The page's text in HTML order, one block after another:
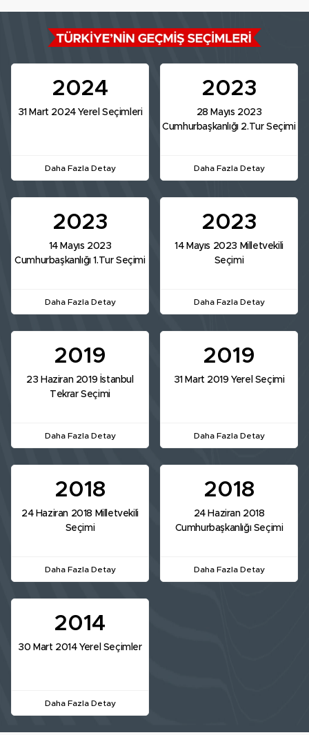
2024
31 Mart 2024 Yerel Seçimleri
Daha Fazla Detay
2023
28 Mayıs 2023
Cumhurbaşkanlığı 2.Tur Seçimi
Daha Fazla Detay
2023
14 Mayıs 2023
Cumhurbaşkanlığı 1.Tur Seçimi
Daha Fazla Detay
2023
14 Mayıs 2023 Milletvekili
Seçimi
Daha Fazla Detay
2019
23 Haziran 2019 İstanbul
Tekrar Seçimi
Daha Fazla Detay
2019
31 Mart 2019 Yerel Seçimi
Daha Fazla Detay
2018
24 Haziran 2018 Milletvekili
Seçimi
Daha Fazla Detay
2018
24 Haziran 2018
Cumhurbaşkanlığı Seçimi
Daha Fazla Detay
2014
30 Mart 2014 Yerel Seçimler
Daha Fazla Detay